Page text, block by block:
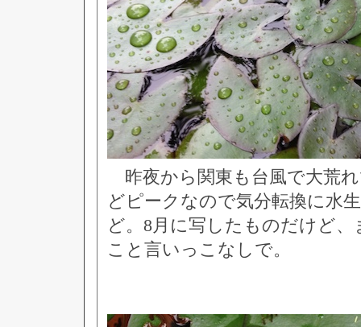
昨夜から関東も台風で大荒
どピークなので気分転換に水
ど。8月に写したものだけど
こと言いっこなしで。